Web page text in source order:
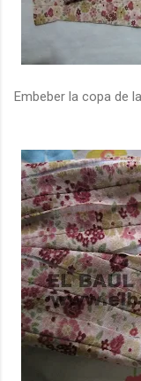
Embeber la copa de